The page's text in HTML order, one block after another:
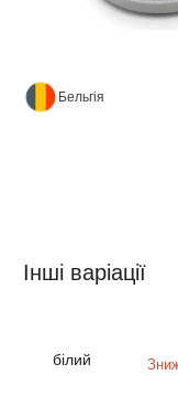
Бельгія
Інші варіації
білий